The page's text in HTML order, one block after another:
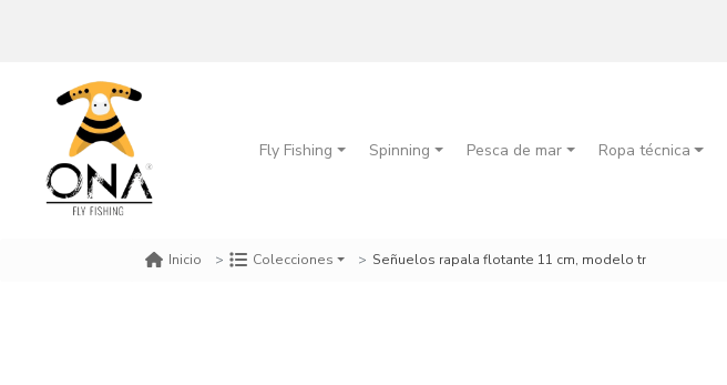
Fly Fishing Spinning Pesca de mar Ropa técnica
Inicio Colecciones Señuelos rapala flotante 11 cm, modelo tr